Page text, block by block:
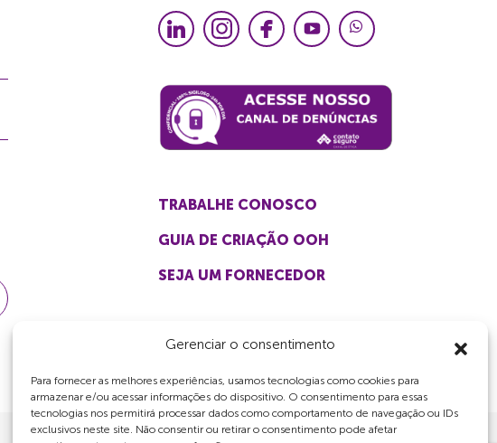
Gerenciar o consentimento
Para fornecer as melhores experiências, usamos tecnologias como cookies para
armazenar e/ou acessar informações do dispositivo. O consentimento para essas
tecnologias nos permitirá processar dados como comportamento de navegação ou IDs
exclusivos neste site. Não consentir ou retirar o consentimento pode afetar
TRABALHE CONOSCO
GUIA DE CRIAÇÃO OOH
SEJA UM FORNECEDOR